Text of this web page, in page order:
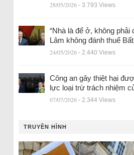
28/05/2026 - 3.793 Views
“Nhà là để ở, không phải
Lâm không đánh thuế
24/05/2026 - 2.440 Views
Công an gây thiệt hại
lực loại trừ trách nhiệm
07/07/2026 - 2.344 Views
TRUYỀN HÌNH